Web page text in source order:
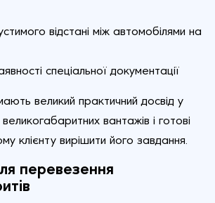
відстані між автомобілями на
спеціальної документації
великий практичний досвід у
вантажів і готові
клієнту вирішити його завдання.
перевезення